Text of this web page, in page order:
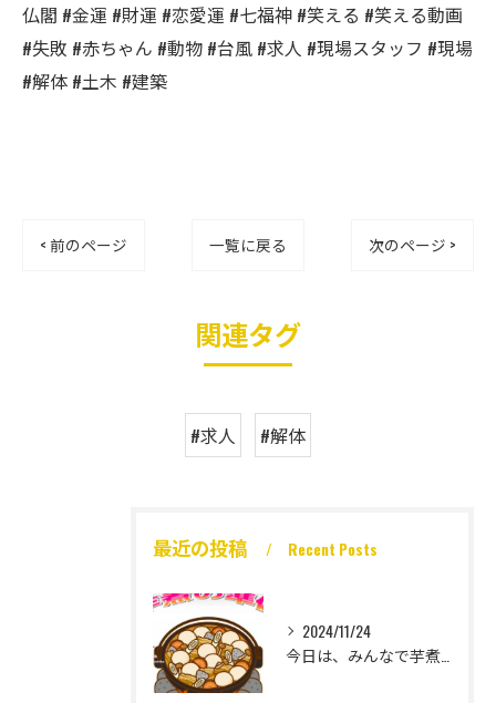
仏閣 #金運 #財運 #恋愛運 #七福神 #笑える #笑える動画
#失敗 #赤ちゃん #動物 #台風 #求人 #現場スタッフ #現場
#解体 #土木 #建築
< 前のページ 一覧に戻る 次のページ >
関連タグ
#求人 #解体
最近の投稿 Recent Posts
2024/11/24
今日は、みんなで芋煮大会🎶